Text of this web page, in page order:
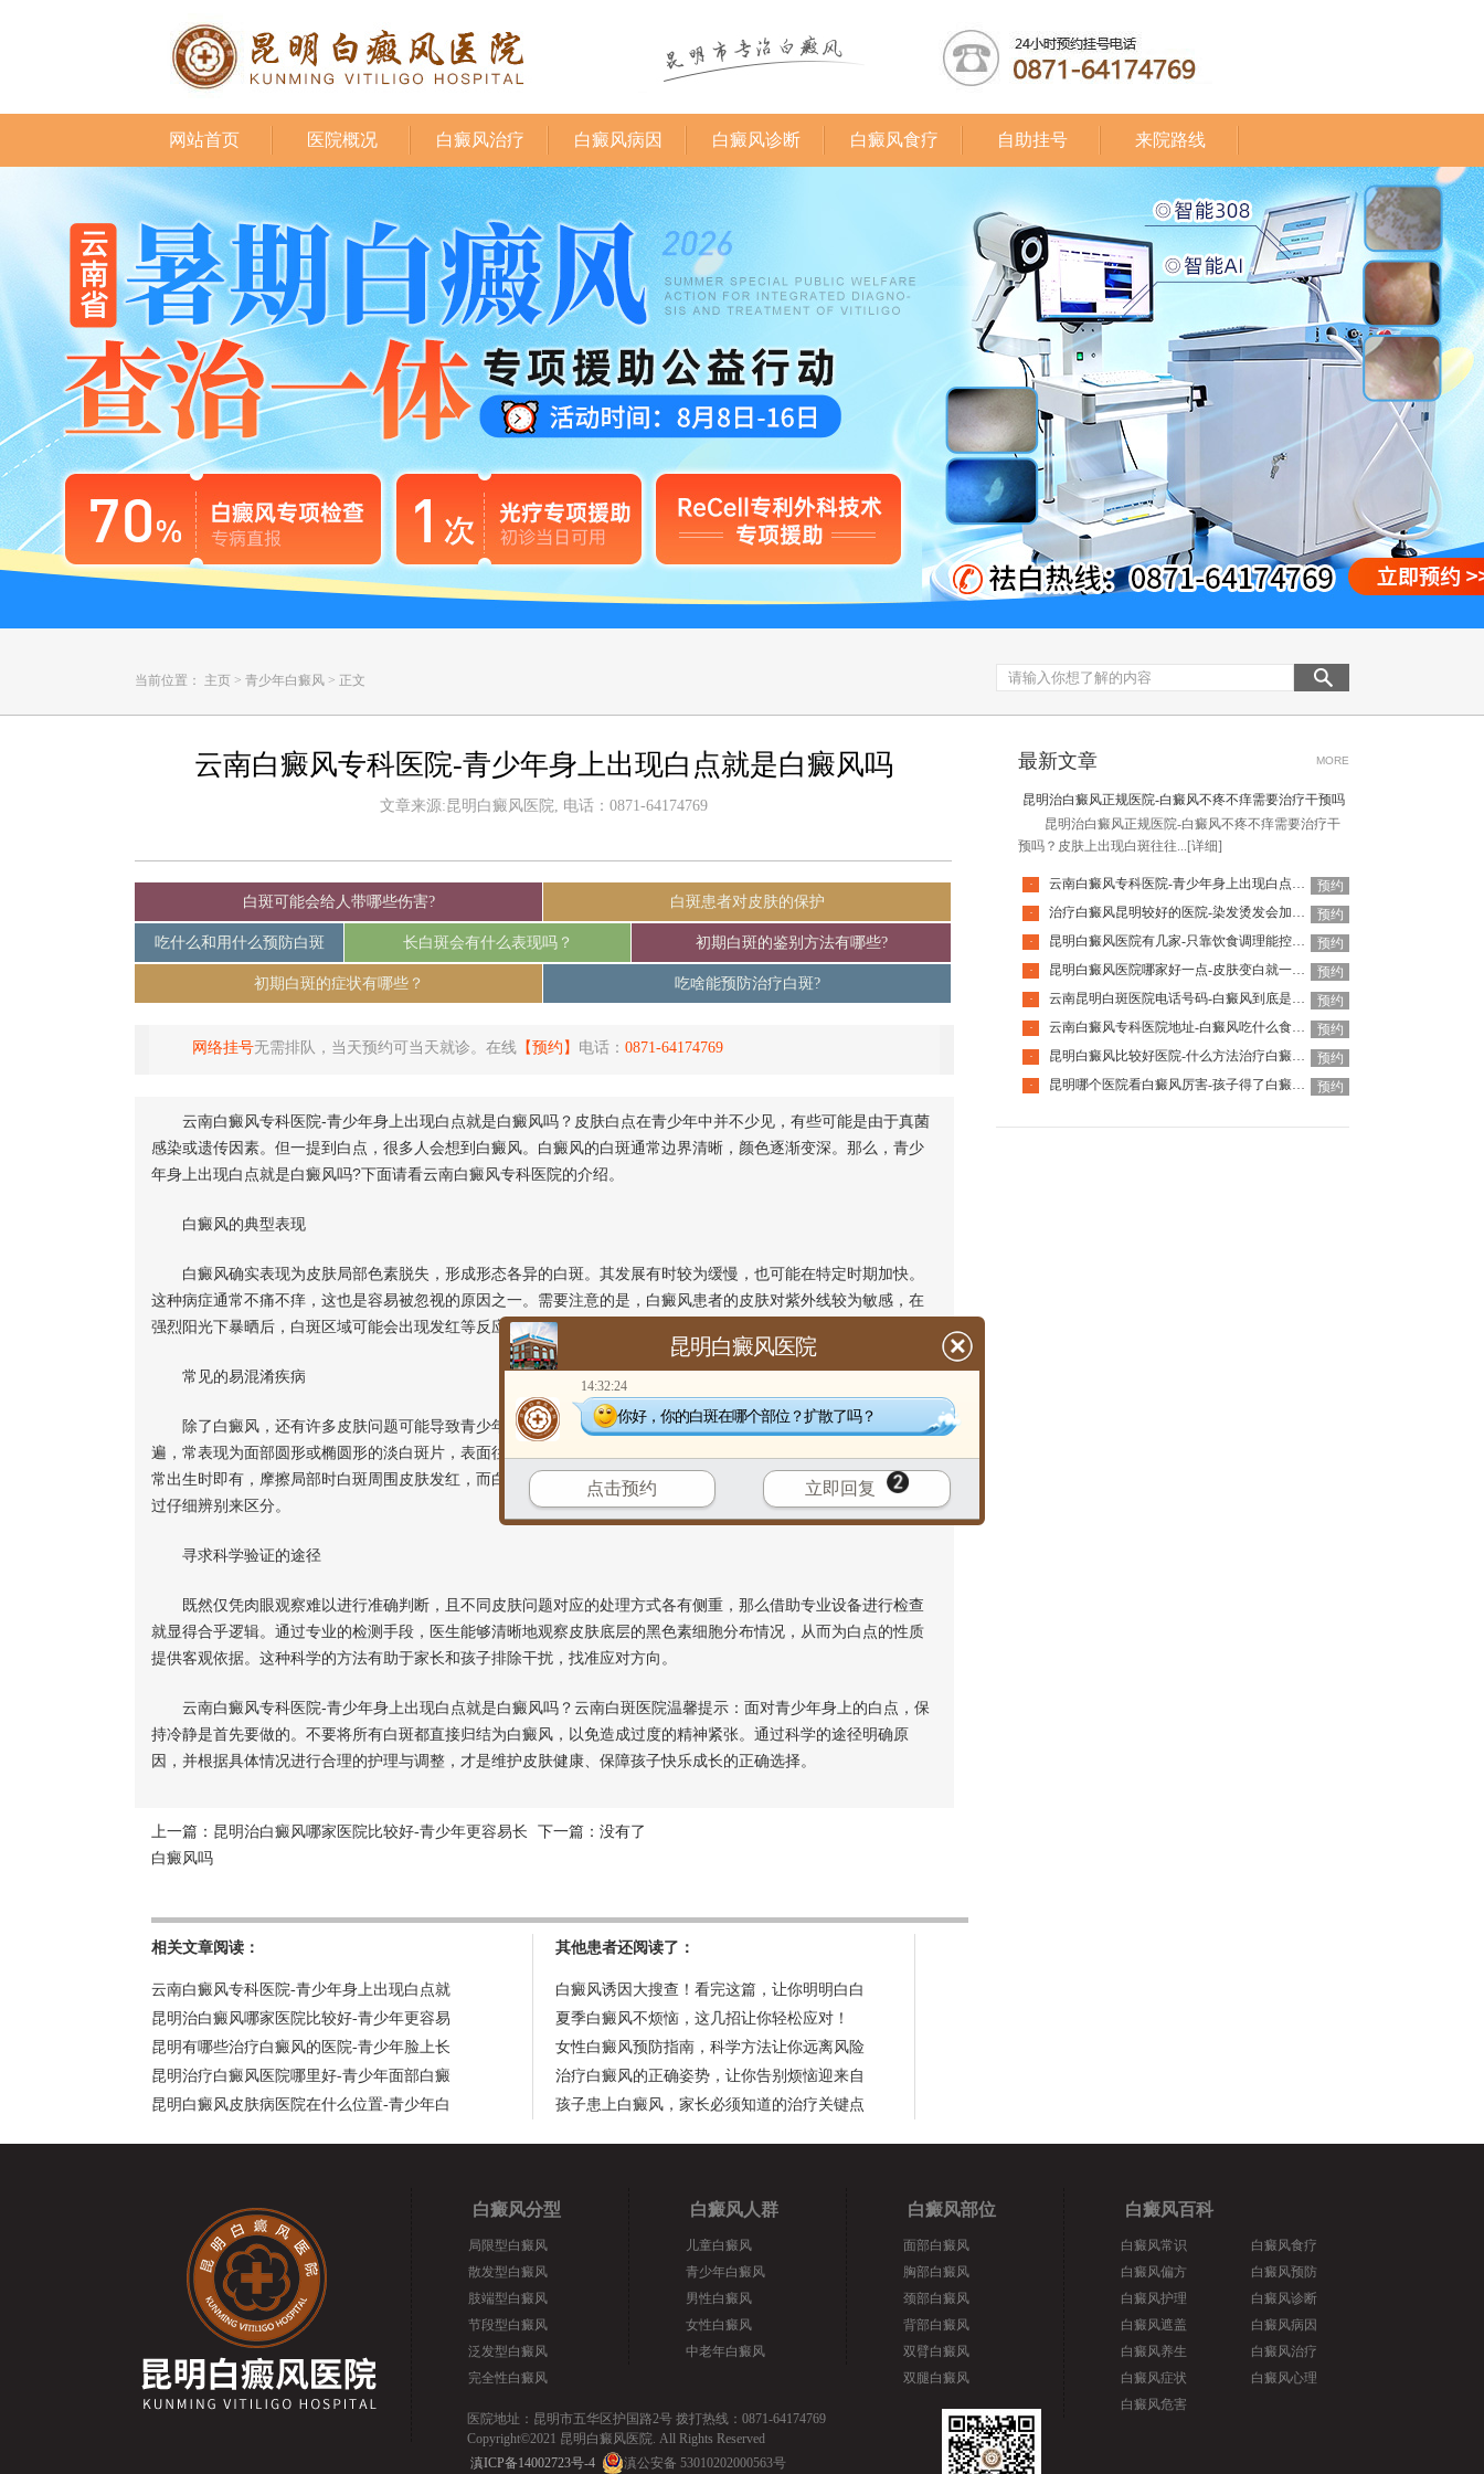
网站首页 医院概况 白癜风治疗 白癜风病因 白癜风诊断 白癜风食疗 自助挂号 来院路线
当前位置： 主页 > 青少年白癜风 > 正文
云南白癜风专科医院-青少年身上出现白点就是白癜风吗
文章来源:昆明白癜风医院, 电话：0871-64174769
白斑可能会给人带哪些伤害? 白斑患者对皮肤的保护
吃什么和用什么预防白斑 长白斑会有什么表现吗？ 初期白斑的鉴别方法有哪些?
初期白斑的症状有哪些？ 吃啥能预防治疗白斑?
网络挂号无需排队，当天预约可当天就诊。在线 【预约】 电话： 0871-64174769
云南白癜风专科医院-青少年身上出现白点就是白癜风吗？皮肤白点在青少年中并不少见，有些可能是由于真菌
感染或遗传因素。但一提到白点，很多人会想到白癜风。白癜风的白斑通常边界清晰，颜色逐渐变深。那么，青少
年身上出现白点就是白癜风吗?下面请看云南白癜风专科医院的介绍。
白癜风的典型表现
白癜风确实表现为皮肤局部色素脱失，形成形态各异的白斑。其发展有时较为缓慢，也可能在特定时期加快。
这种病症通常不痛不痒，这也是容易被忽视的原因之一。需要注意的是，白癜风患者的皮肤对紫外线较为敏感，在
强烈阳光下暴晒后，白斑区域可能会出现发红等反应。
常见的易混淆疾病
除了白癜风，还有许多皮肤问题可能导致青少年身上出现白点。例如，单纯糠疹在儿童和青少年中就非常普
遍，常表现为面部圆形或椭圆形的淡白斑片，表面往往伴有少许细小鳞屑。贫血痣也是一种先天性色素减退斑，通
常出生时即有，摩擦局部时白斑周围皮肤发红，而白斑本身不发红。此外，无色素痣、花斑癣等情况，同样需要通
过仔细辨别来区分。
寻求科学验证的途径
既然仅凭肉眼观察难以进行准确判断，且不同皮肤问题对应的处理方式各有侧重，那么借助专业设备进行检查
就显得合乎逻辑。通过专业的检测手段，医生能够清晰地观察皮肤底层的黑色素细胞分布情况，从而为白点的性质
提供客观依据。这种科学的方法有助于家长和孩子排除干扰，找准应对方向。
云南白癜风专科医院-青少年身上出现白点就是白癜风吗？云南白斑医院温馨提示：面对青少年身上的白点，保
持冷静是首先要做的。不要将所有白斑都直接归结为白癜风，以免造成过度的精神紧张。通过科学的途径明确原
因，并根据具体情况进行合理的护理与调整，才是维护皮肤健康、保障孩子快乐成长的正确选择。
上一篇： 昆明治白癜风哪家医院比较好-青少年更容易长
白癜风吗
下一篇：没有了
相关文章阅读：
云南白癜风专科医院-青少年身上出现白点就
昆明治白癜风哪家医院比较好-青少年更容易
昆明有哪些治疗白癜风的医院-青少年脸上长
昆明治疗白癜风医院哪里好-青少年面部白癜
昆明白癜风皮肤病医院在什么位置-青少年白
其他患者还阅读了：
白癜风诱因大搜查！看完这篇，让你明明白白
夏季白癜风不烦恼，这几招让你轻松应对！
女性白癜风预防指南，科学方法让你远离风险
治疗白癜风的正确姿势，让你告别烦恼迎来自
孩子患上白癜风，家长必须知道的治疗关键点
最新文章 MORE
昆明治白癜风正规医院-白癜风不疼不痒需要治疗干预吗
昆明治白癜风正规医院-白癜风不疼不痒需要治疗干
预吗？皮肤上出现白斑往往... [详细]
· 云南白癜风专科医院-青少年身上出现白点就是白癜风吗
预约
·
治疗白癜风昆明较好的医院-染发烫发会加重白癜风吗
预约
·
昆明白癜风医院有几家-只靠饮食调理能控制白癜风吗
预约
·
昆明白癜风医院哪家好一点-皮肤变白就一定是白癜风吗
预约
·
云南昆明白斑医院电话号码-白癜风到底是怎么引起的呢
预约
·
云南白癜风专科医院地址-白癜风吃什么食物对病情好
预约
·
昆明白癜风比较好医院-什么方法治疗白癜风见效快
预约
·
昆明哪个医院看白癜风厉害-孩子得了白癜风怎么办 预约
白癜风分型
局限型白癜风
散发型白癜风
肢端型白癜风
节段型白癜风
泛发型白癜风
完全性白癜风
白癜风人群
儿童白癜风
青少年白癜风
男性白癜风
女性白癜风
中老年白癜风
白癜风部位
面部白癜风
胸部白癜风
颈部白癜风
背部白癜风
双臂白癜风
双腿白癜风
白癜风百科
白癜风常识
白癜风偏方
白癜风护理
白癜风遮盖
白癜风养生
白癜风症状
白癜风危害
白癜风食疗
白癜风预防
白癜风诊断
白癜风病因
白癜风治疗
白癜风心理
医院地址：昆明市五华区护国路2号 拨打热线：0871-64174769
Copyright©2021 昆明白癜风医院. All Rights Reserved
滇ICP备14002723号-4
滇公安备 53010202000563号
昆明白癜风医院
14:32:24
你好，你的白斑在哪个部位？扩散了吗？
点击预约 立即回复